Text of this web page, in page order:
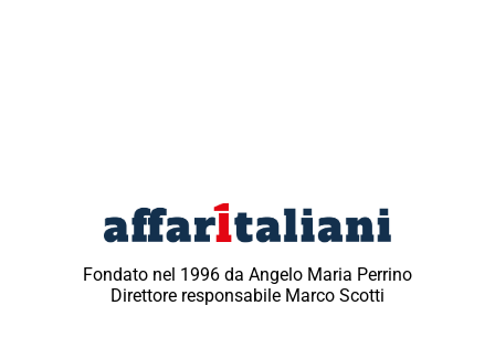
Fondato nel 1996 da Angelo Maria Perrino
Direttore responsabile Marco Scotti